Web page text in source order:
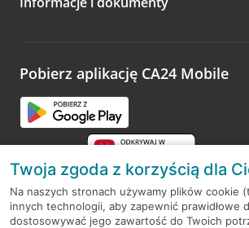
Zachęcamy do podzielenia się z nami
opinie.
Pobierz aplikację CA24 Mobile
RODO
Twoja zgoda z korzyścią dla
Na naszych stronach używamy plików cookie
innych technologii, aby zapewnić prawidłowe
dostosowywać jego zawartość do Twoich